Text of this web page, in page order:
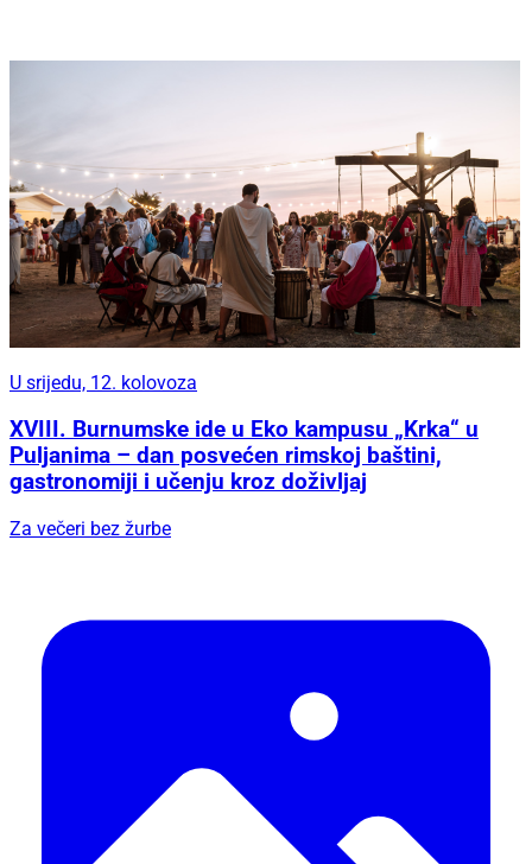
U srijedu, 12. kolovoza
XVIII. Burnumske ide u Eko kampusu „Krka“ u
Puljanima – dan posvećen rimskoj baštini,
gastronomiji i učenju kroz doživljaj
Za večeri bez žurbe